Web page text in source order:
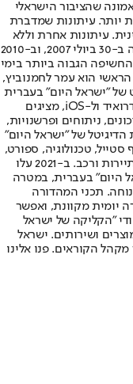
שהציבור הישראלי
יותר. עיתונות שמדברת
עיתונות אחרת וללא
תשלום. המהדורה המודפסת הראשונה פורסמה ב-30 ביולי 2007, וב-2010
הגבוה ביותר בימי
הראשי הוא עמר לחמנוביץ,
של "ישראל היום" בעברית
ובאנגלית, כמו כן היישומונים (אפליקציות) לאנדרואיד ול-iOS, מציגים
ניתוחים ופרשנויות,
הדיגיטל של "ישראל היום"
סטייל, טכנולוגיה, ספורט,
כלכלה וצרכנות, בריאות, חיילים, אוכל, יהדות, תיירות ורכב. ב-2021 עלו
היום" בעברית, במטרה
תכני המהדורה
יומית מקוונת, ואפשר
"הקליקה של ישראל
ושירותים. ישראל
הקוראים. פנו אלינו